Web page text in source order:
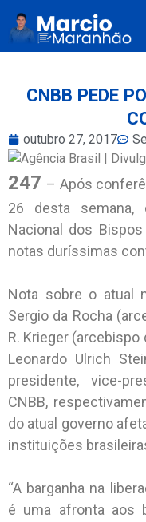
CNBB PEDE
outubro 27, 2017
247 – Após
26 desta semana,
Nacional dos
notas duríssimas
Nota sobre o atual
Sergio da Rocha
R. Krieger (arcebispo
Leonardo Ulrich
presidente, vice-
CNBB,
do atual governo
instituições
“A barganha na
é uma afronta aos